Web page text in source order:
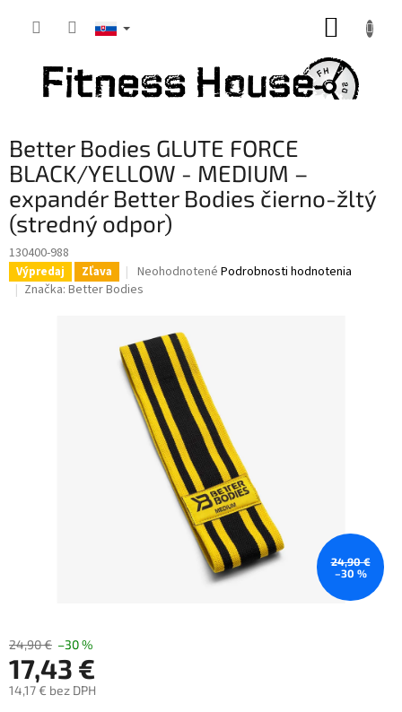
Better Bodies GLUTE FORCE
BLACK/YELLOW - MEDIUM –
expandér Better Bodies čierno-žltý
(stredný odpor)
130400-988
Výpredaj Zľava
Priemerné
hodnotenie
0,0
z
5
hviezdičiek.
Neohodnotené Podrobnosti hodnotenia
Značka: Better Bodies
24,90 €
–30 %
24,90 € –30 %
17,43 €
14,17 € bez DPH